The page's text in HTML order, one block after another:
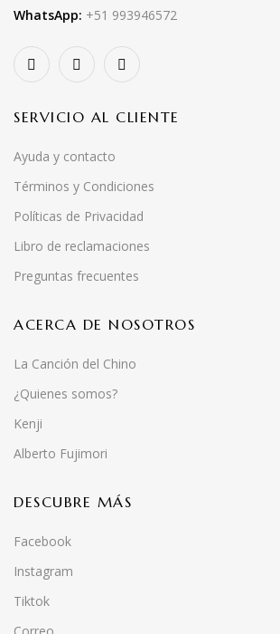
WhatsApp: +51 993946572
SERVICIO AL CLIENTE
Ayuda y contacto
Términos y Condiciones
Políticas de Privacidad
Libro de reclamaciones
Preguntas frecuentes
ACERCA DE NOSOTROS
La Canción del Chino
¿Quienes somos?
Kenji
Alberto Fujimori
DESCUBRE MÁS
Facebook
Instagram
Tiktok